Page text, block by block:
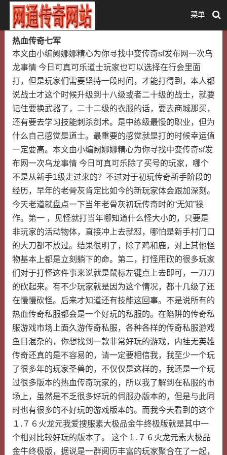
菜单
热血传奇七军
本文由小编阙娜娜精心为你寻找中变传奇sf发布网一次乌
龙事情 今日可真可乐道士玩家也可以选择在行会里面
打，但是玩家们需要坚持一段时间，才能打得到，本人都
说战士才这个时候升级到十八级或者二十级的战士，就要
记住要换武器了，二十二级的衣服的话，要去商城那买，
还有要去学习技能刺杀剑术。是中练级最慢的职业，但为
什么自己感觉是道士。最重要的感觉就是打的时候幸运值
一定要高。本文由小编阙娜娜精心为你寻找中变传奇sf发
布网一次乌龙事情 今日可真可乐除了买号的玩家，哪个
不是从新手1级走过来的？不过对于初玩传奇新手阶段的
经历，早年的老骨灰肯定比如今的新玩家体会跟加深刻。
今天老道就盘点一下当年老骨灰初玩传奇时的“无知”操
作。第一 ，见怪就打当年哪知道什么怪大小的，只要是
非玩家的活动物体，直接冲上去就怼，哪怕是新手村门口
的大刀都不放过。结果很明了，除了鸡和鹿，对上其他怪
物基本上都是立刻躺下的命。第二，打怪用砍的很多玩家
们对于打怪这件事来说就是鼠标左键点上去即可，一刀刀
的砍起来。有不少玩家就是因为这个情况，都十几级了还
在慢慢砍怪。后来才知道还有技能这回事。不是说所有的
热血传奇私服都会是一个好玩的私服的。在陷阱的传奇私
服游戏市场上面久游传奇私服，各种各样的传奇私服游戏
鱼目混杂的，你想找到一款非常好玩的游戏，内挂无英雄
传奇还真的是不容易的，请一定要相信我，我至少一个玩
了很多年的玩家圣兽的，不仅仅是这样的，我还是一个玩
过很多版本的热血传奇玩家的，所以我了解到在私服的市
场上，虽然是不乏很多好玩的伺服办版本的，但是与此同
时也有很多的不好玩的游戏版本的。而我今天看到的这个
１.７６火龙元我爱搜服素大极品金牛终极版就是其中一
个相对比较好玩的版本了。 这个１.７６火龙元素大极品
金牛终极版，据说是一群阅历丰富的玩家聚合在了一起，